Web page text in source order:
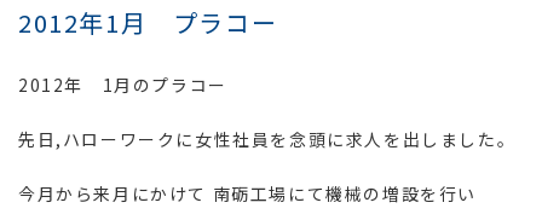
2012年1月 プラコー
2012年 1月のプラコー
先日,ハローワークに女性社員を念頭に求人を出しました。
今月から来月にかけて 南砺工場にて機械の増設を行い